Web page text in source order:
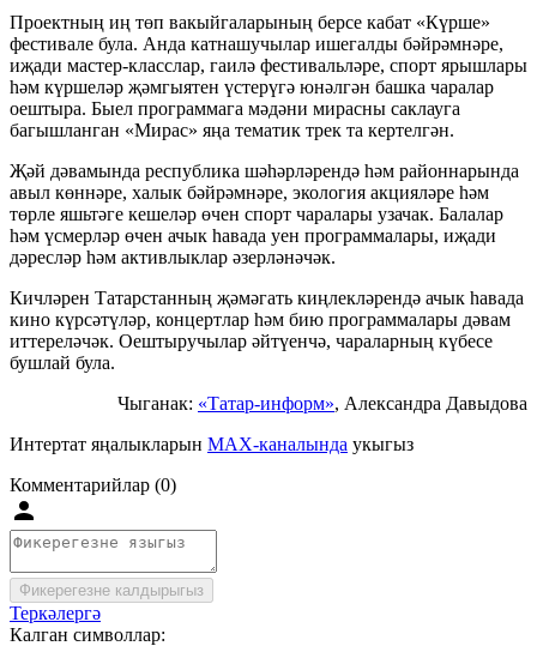
Проектның иң төп вакыйгаларының берсе кабат «Күрше»
фестивале була. Анда катнашучылар ишегалды бәйрәмнәре,
иҗади мастер-класслар, гаилә фестивальләре, спорт ярышлары
һәм күршеләр җәмгыятен үстерүгә юнәлгән башка чаралар
оештыра. Быел программага мәдәни мирасны саклауга
багышланган «Мирас» яңа тематик трек та кертелгән.
Җәй дәвамында республика шәһәрләрендә һәм районнарында
авыл көннәре, халык бәйрәмнәре, экология акцияләре һәм
төрле яшьтәге кешеләр өчен спорт чаралары узачак. Балалар
һәм үсмерләр өчен ачык һавада уен программалары, иҗади
дәресләр һәм активлыклар әзерләнәчәк.
Кичләрен Татарстанның җәмәгать киңлекләрендә ачык һавада
кино күрсәтүләр, концертлар һәм бию программалары дәвам
иттереләчәк. Оештыручылар әйтүенчә, чараларның күбесе
бушлай була.
Чыганак: «Татар-информ», Александра Давыдова
Интертат яңалыкларын MAX-каналында укыгыз
Комментарийлар (0)
Фикерегезне калдырыгыз
Теркәлергә
Калган символлар: